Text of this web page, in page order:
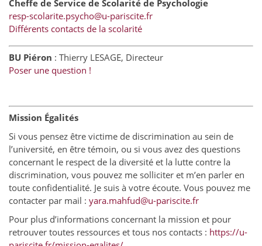
Cheffe de Service de Scolarité de Psychologie
resp-scolarite.psycho@u-pariscite.fr
Différents contacts de la scolarité
BU Piéron : Thierry LESAGE, Directeur
Poser une question !
Mission Égalités
Si vous pensez être victime de discrimination au sein de
l’université, en être témoin, ou si vous avez des questions
concernant le respect de la diversité et la lutte contre la
discrimination, vous pouvez me solliciter et m’en parler en
toute confidentialité. Je suis à votre écoute. Vous pouvez me
contacter par mail : yara.mahfud@u-pariscite.fr
Pour plus d’informations concernant la mission et pour
retrouver toutes ressources et tous nos contacts : https://u-